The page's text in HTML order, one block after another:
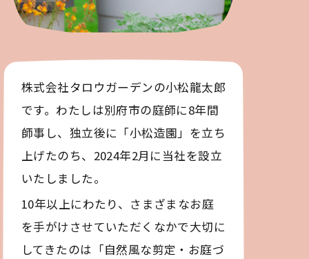
株式会社タロウガーデンの小松龍太郎
です。わたしは別府市の庭師に8年間
師事し、独立後に「小松造園」を立ち
上げたのち、2024年2月に当社を設立
いたしました。
10年以上にわたり、さまざまなお庭
を手がけさせていただくなかで大切に
してきたのは「自然風な剪定・お庭づ